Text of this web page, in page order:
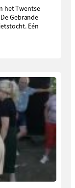
het Twentse
Gebrande
Eén